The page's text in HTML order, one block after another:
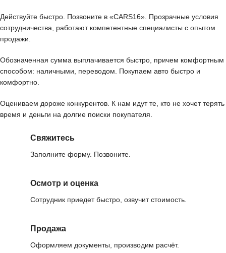
Действуйте быстро. Позвоните в «CARS16». Прозрачные условия
сотрудничества, работают компетентные специалисты с опытом
продажи.
Обозначенная сумма выплачивается быстро, причем комфортным
способом: наличными, переводом. Покупаем авто быстро и
комфортно.
Оцениваем дороже конкурентов. К нам идут те, кто не хочет терять
время и деньги на долгие поиски покупателя.
Свяжитесь
Заполните форму. Позвоните.
Осмотр и оценка
Сотрудник приедет быстро, озвучит стоимость.
Продажа
Оформляем документы, производим расчёт.